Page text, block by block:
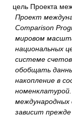
цель Проекта
Проект
Comparison
мировом
национальных
системе
обобщать
накопление в
международных
зависит